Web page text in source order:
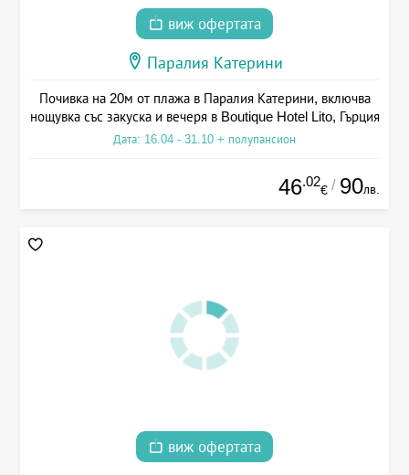
виж офертата
Паралия Катерини
Почивка на 20м от плажа в Паралия Катерини, включва
нощувка със закуска и вечеря в Boutique Hotel Lito, Гърция
Дата: 16.04 - 31.10 + полупансион
46.02
€ / 90лв.
виж офертата